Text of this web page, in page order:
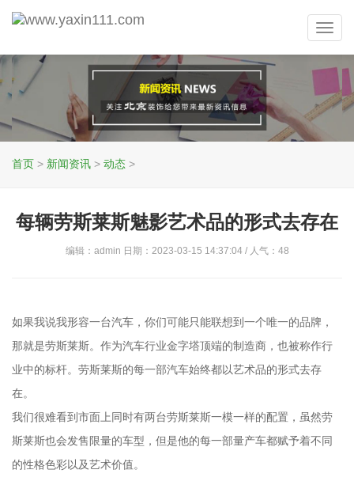
首页 > 新闻资讯 > 动态 >
每辆劳斯莱斯魅影艺术品的形式去存在
编辑：admin 日期：2023-03-15 14:37:04 / 人气： 48
如果我说我形容一台汽车，你们可能只能联想到一个唯一的品牌，
那就是劳斯莱斯。作为汽车行业金字塔顶端的制造商，也被称作行
业中的标杆。劳斯莱斯的每一部汽车始终都以艺术品的形式去存
在。
我们很难看到市面上同时有两台劳斯莱斯一模一样的配置，虽然劳
斯莱斯也会发售限量的车型，但是他的每一部量产车都赋予着不同
的性格色彩以及艺术价值。